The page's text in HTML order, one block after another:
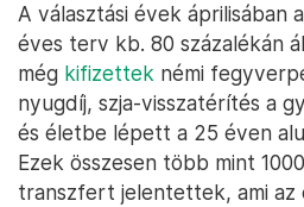
A választási évek áprilisában
éves terv kb. 80 százalékán
még kifizettek némi
nyugdíj, szja-visszatérítés a
és életbe lépett a 25 éven
Ezek összesen több mint
transzfert jelentettek, ami az